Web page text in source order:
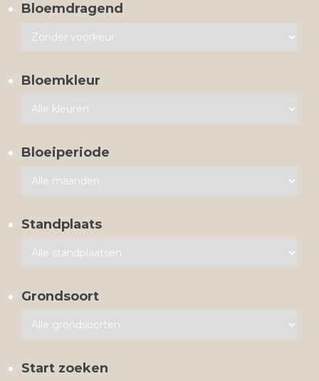
Bloemdragend
Bloemkleur
Bloeiperiode
Standplaats
Grondsoort
Start zoeken